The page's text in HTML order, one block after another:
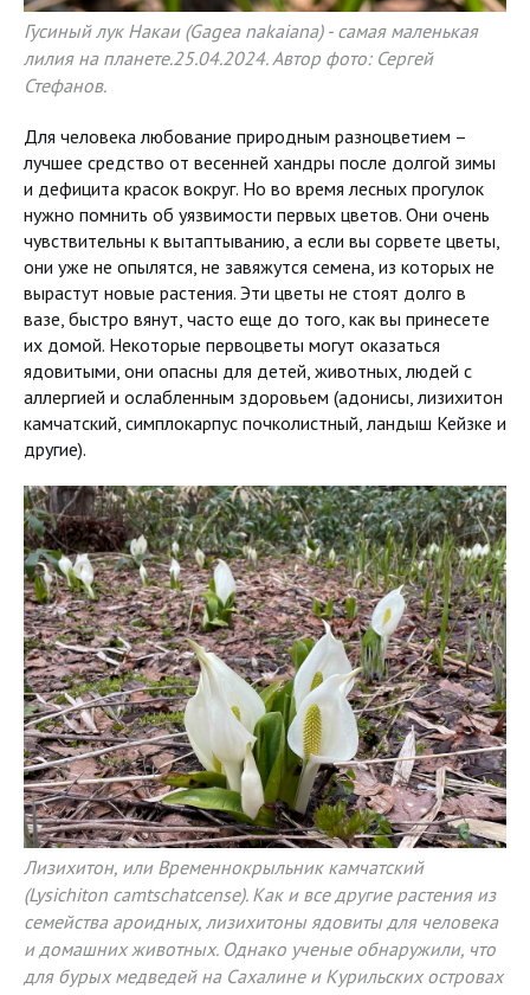
Гусиный лук Накаи (Gagea nakaiana) - самая маленькая
лилия на планете.25.04.2024. Автор фото: Сергей
Стефанов.
Для человека любование природным разноцветием –
лучшее средство от весенней хандры после долгой зимы
и дефицита красок вокруг. Но во время лесных прогулок
нужно помнить об уязвимости первых цветов. Они очень
чувствительны к вытаптыванию, а если вы сорвете цветы,
они уже не опылятся, не завяжутся семена, из которых не
вырастут новые растения. Эти цветы не стоят долго в
вазе, быстро вянут, часто еще до того, как вы принесете
их домой. Некоторые первоцветы могут оказаться
ядовитыми, они опасны для детей, животных, людей с
аллергией и ослабленным здоровьем (адонисы, лизихитон
камчатский, симплокарпус почколистный, ландыш Кейзке и
другие).
Лизихитон, или Временнокрыльник камчатский
(Lysichiton camtschatcense). Как и все другие растения из
семейства ароидных, лизихитоны ядовиты для человека
и домашних животных. Однако ученые обнаружили, что
для бурых медведей на Сахалине и Курильских островах